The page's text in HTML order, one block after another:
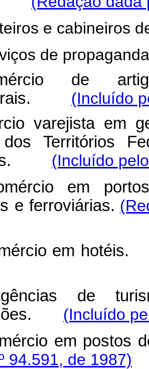
e cabineiros
de
de
(Incluído
varejista em
dos Territórios
(Incluído
em
e ferroviárias.
em hotéis.
de
(Incluído
em postos
94.591, de 1987)